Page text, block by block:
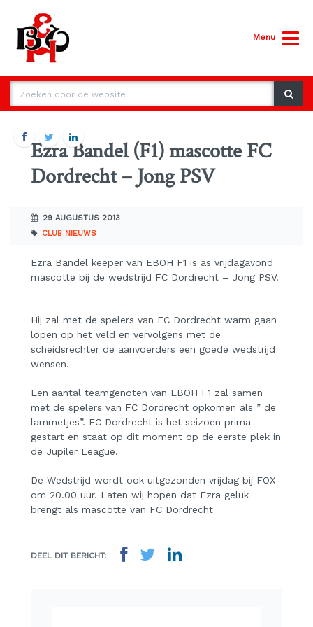
Menu
Ezra Bandel (F1) mascotte FC
Dordrecht – Jong PSV
29 AUGUSTUS 2013
CLUB NIEUWS
Ezra Bandel keeper van EBOH F1 is as vrijdagavond
mascotte bij de wedstrijd FC Dordrecht – Jong PSV.
Hij zal met de spelers van FC Dordrecht warm gaan
lopen op het veld en vervolgens met de
scheidsrechter de aanvoerders een goede wedstrijd
wensen.
Een aantal teamgenoten van EBOH F1 zal samen
met de spelers van FC Dordrecht opkomen als ” de
lammetjes”. FC Dordrecht is het seizoen prima
gestart en staat op dit moment op de eerste plek in
de Jupiler League.
De Wedstrijd wordt ook uitgezonden vrijdag bij FOX
om 20.00 uur. Laten wij hopen dat Ezra geluk
brengt als mascotte van FC Dordrecht
DEEL DIT BERICHT: